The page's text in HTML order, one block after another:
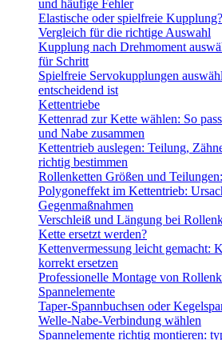
und häufige Fehler
Elastische oder spielfreie
Vergleich für die richtige Auswahl
Kupplung nach Drehmoment
für Schritt
Spielfreie Servokupplungen
entscheidend ist
Kettentriebe
Kettenrad zur Kette wählen: So
und Nabe zusammen
Kettentrieb auslegen: Teilung,
richtig bestimmen
Rollenketten Größen und
Polygoneffekt im Kettentrieb:
Gegenmaßnahmen
Verschleiß und Längung bei
Kette ersetzt werden?
Kettenvermessung leicht gemacht:
korrekt ersetzen
Professionelle Montage von
Spannelemente
Taper-Spannbuchsen oder
Welle-Nabe-Verbindung wählen
Spannelemente richtig montieren: